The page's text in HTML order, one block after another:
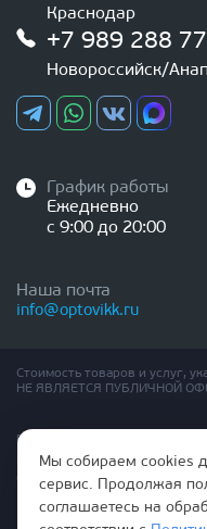
Краснодар
+7 989 288
Новороссийск/
График работы
Ежедневно
с 9:00 до 20:00
Наша почта
info@optovikk.ru
Стоимость товаров и услуг,
НЕ ЯВЛЯЕТСЯ ПУБЛИЧНОЙ
Правила эксплутации
Политика обработки
Согласие на обработку
Мы собираем cookies
сервис. Продолжая
соглашаетесь на